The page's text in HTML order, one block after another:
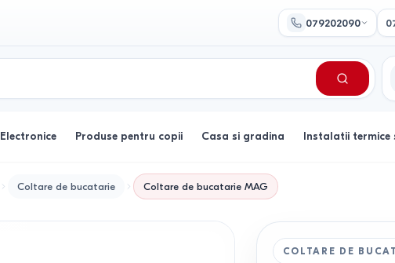
079202090
Electronice Produse pentru copii Casa si gradina Instalatii termice
Coltare de bucatarie Coltare de bucatarie MAG
COLTARE DE